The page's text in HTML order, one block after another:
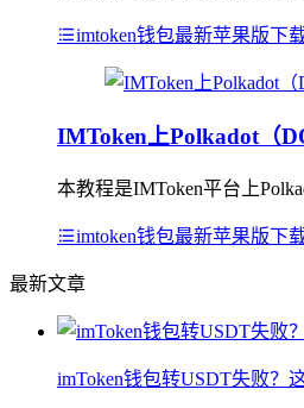
imtoken钱包最新苹果版下
IMToken上Polkadot（
本教程是IMToken平台上
imtoken钱包最新苹果版下
最新文章
imToken钱包转USDT失败？